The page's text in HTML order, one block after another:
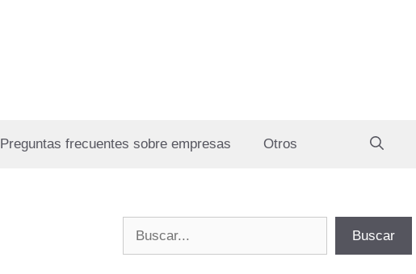
Preguntas frecuentes sobre empresas Otros
Buscar